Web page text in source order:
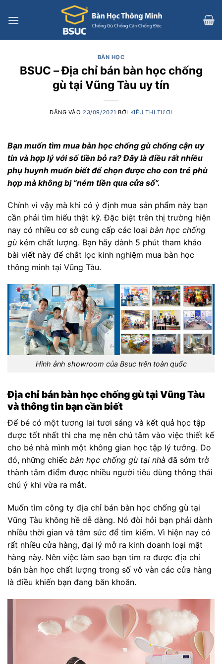
qua
dung
BÀN HỌC
BSUC – Địa chỉ bán bàn học chống
gù tại Vũng Tàu uy tín
ĐĂNG VÀO 23/09/2021 BỞI KIỀU THỊ TƯƠI
Bạn muốn tìm mua bàn học chống gù chống cận uy
tín và hợp lý với số tiền bỏ ra? Đây là điều rất nhiều
phụ huynh muốn biết để chọn được cho con trẻ phù
hợp mà không bị “ném tiền qua cửa sổ”.
Chính vì vậy mà khi có ý định mua sản phẩm này bạn
cần phải tìm hiểu thật kỹ. Đặc biệt trên thị trường hiện
nay có nhiều cơ sở cung cấp các loại bàn học chống
gù kém chất lượng. Bạn hãy dành 5 phút tham khảo
bài viết này để chắt lọc kinh nghiệm mua bàn học
thông minh tại Vũng Tàu.
Hình ảnh showroom của Bsuc trên toàn quốc
Địa chỉ bán bàn học chống gù tại Vũng Tàu
và thông tin bạn cần biết
Để bé có một tương lai tươi sáng và kết quả học tập
được tốt nhất thì cha mẹ nên chú tâm vào việc thiết kế
cho bé nhà mình một không gian học tập lý tưởng. Do
đó, những chiếc bàn học chống gù tại nhà đã sớm trở
thành tâm điểm được nhiều người tiêu dùng thông thái
chú ý khi vừa ra mắt.
Muốn tìm công ty địa chỉ bán bàn học chống gù tại
Vũng Tàu không hề dễ dàng. Nó đòi hỏi bạn phải dành
nhiều thời gian và tâm sức để tìm kiếm. Vì hiện nay có
rất nhiều cửa hàng, đại lý mở ra kinh doanh loại mặt
hàng này. Nên việc làm sao bạn tìm ra được địa chỉ
bán bàn học chất lượng trong số vô vàn các cửa hàng
là điều khiến bạn đang băn khoăn.